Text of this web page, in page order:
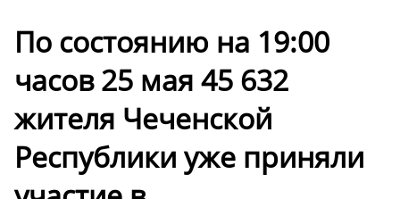
По состоянию на 19:00
часов 25 мая 45 632
жителя Чеченской
Республики уже приняли